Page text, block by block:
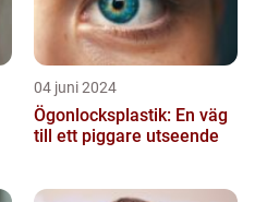
04 juni 2024
Ögonlocksplastik: En väg
till ett piggare utseende